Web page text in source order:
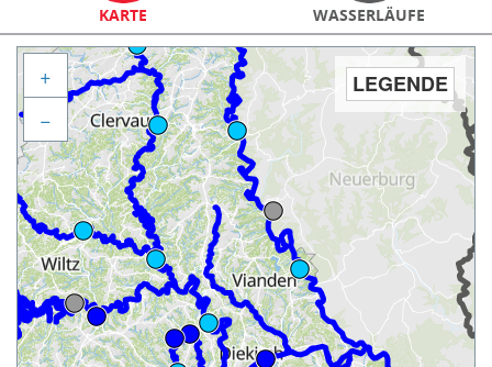
KARTE WASSERLÄUFE
LEGENDE
+
−